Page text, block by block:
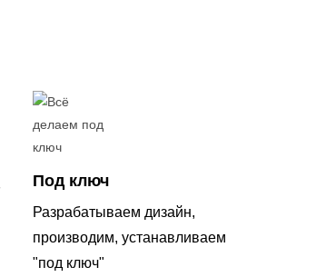
Под ключ
Разрабатываем дизайн,
производим, устанавливаем
"под ключ"